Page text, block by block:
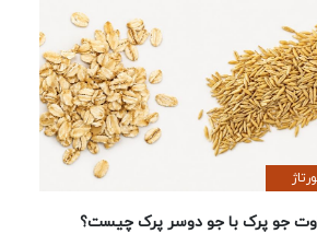
جو پرک با جو دوسر پرک چیست؟